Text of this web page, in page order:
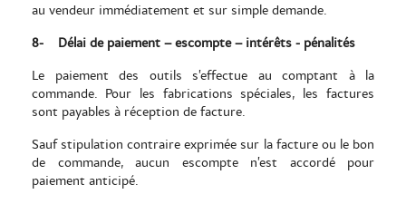
au vendeur immédiatement et sur simple demande.
8- Délai de paiement – escompte – intérêts - pénalités
Le paiement des outils s’effectue au comptant à la
commande. Pour les fabrications spéciales, les factures
sont payables à réception de facture.
Sauf stipulation contraire exprimée sur la facture ou le bon
de commande, aucun escompte n’est accordé pour
paiement anticipé.